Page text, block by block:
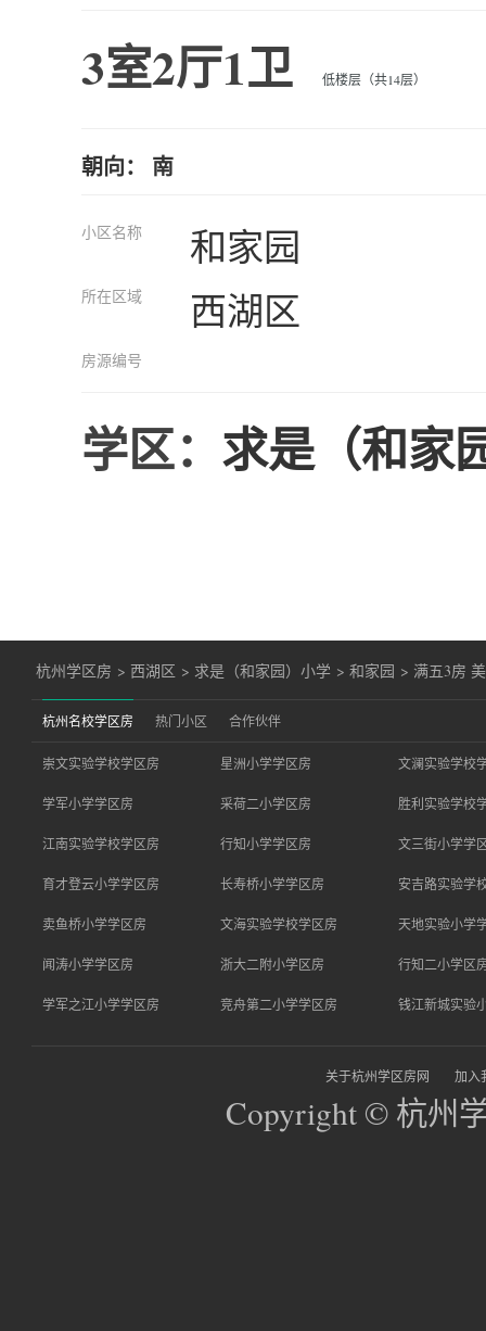
3室2厅1卫 低楼层（共14层）
朝向： 南
小区名称 和家园
所在区域 西湖区
房源编号
学区： 求是（和家
杭州学区房 > 西湖区 > 求是（和家园）小学 >和家园 > 满五3房
杭州名校学区房 热门小区 合作伙伴
崇文实验学校学区房 星洲小学学区房 文澜实验学校
学军小学学区房 采荷二小学区房 胜利实验学校
江南实验学校学区房 行知小学学区房 文三街小学学
育才登云小学学区房 长寿桥小学学区房 安吉路实验学
卖鱼桥小学学区房 文海实验学校学区房 天地实验小学
闻涛小学学区房 浙大二附小学区房 行知二小学区
学军之江小学学区房 竞舟第二小学学区房 钱江新城实验
关于杭州学区房网 加入
Copyright © 杭州